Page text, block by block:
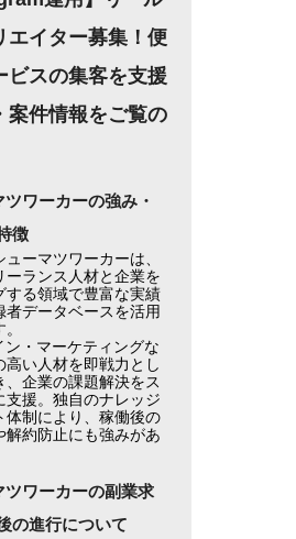
エイター募集！便
ビスの集客を支援
案件情報をご覧の
ワーカーの強み・
徴
ューマツワーカーは、
ーランス人材と企業を
する領域で豊富な実績
者データベースを活用
ン・マーケティングな
高い人材を即戦力とし
、企業の課題解決をス
支援。独自のナレッジ
体制により、稼働後の
解約防止にも強みがあ
ツワーカーの副業求
の進行について